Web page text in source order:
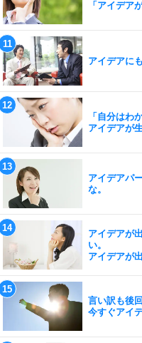
「アイデア
アイデアに
「自分はわ
アイデアが
アイデアパ
な。
アイデアが
い。
アイデアが
言い訳も後
今すぐアイ